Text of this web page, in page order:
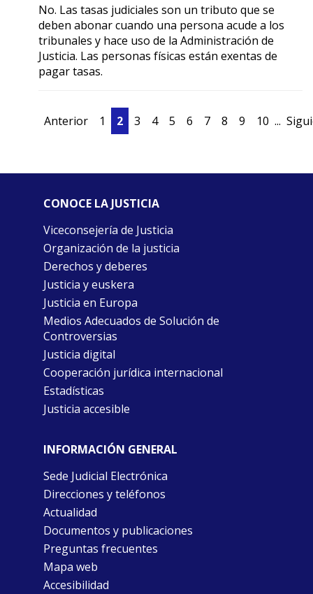
No. Las tasas judiciales son un tributo que se
deben abonar cuando una persona acude a los
tribunales y hace uso de la Administración de
Justicia. Las personas físicas están exentas de
pagar tasas.
Anterior 1 2 3 4 5 6 7 8 9 10 ...
CONOCE LA JUSTICIA
Viceconsejería de Justicia
Organización de la justicia
Derechos y deberes
Justicia y euskera
Justicia en Europa
Medios Adecuados de Solución de
Controversias
Justicia digital
Cooperación jurídica internacional
Estadísticas
Justicia accesible
INFORMACIÓN GENERAL
Sede Judicial Electrónica
Direcciones y teléfonos
Actualidad
Documentos y publicaciones
Preguntas frecuentes
Mapa web
Accesibilidad